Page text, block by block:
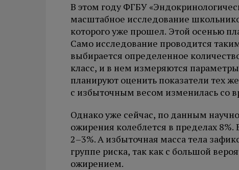
В этом году ФГБУ
масштабное исследование
которого уже прошел. Этой осенью
Само исследование проводится
выбирается определенное
класс, и в нем измеряются
планируют оценить показатели тех
с избыточным весом изменилась со
Однако уже сейчас, по данным
ожирения колеблется в пределах 8%.
2–3%. А избыточная масса тела
группе риска, так как с большой
ожирением.